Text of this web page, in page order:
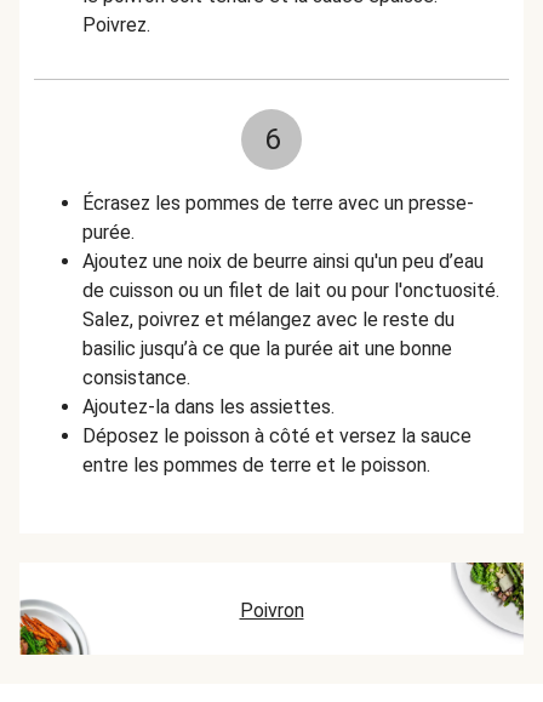
Poivrez.
6
Écrasez les pommes de terre avec un presse-
purée.
Ajoutez une noix de beurre ainsi qu'un peu d’eau
de cuisson ou un filet de lait ou pour l'onctuosité.
Salez, poivrez et mélangez avec le reste du
basilic jusqu’à ce que la purée ait une bonne
consistance.
Ajoutez-la dans les assiettes.
Déposez le poisson à côté et versez la sauce
entre les pommes de terre et le poisson.
Poivron